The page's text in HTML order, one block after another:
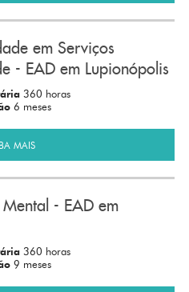
em Serviços
- EAD em Lupionópolis
360 horas
6 meses
MAIS
- EAD em
360 horas
9 meses